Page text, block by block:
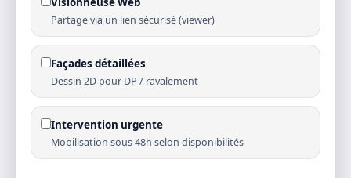
Partage via un lien sécurisé (viewer)
Façades détaillées
Dessin 2D pour DP / ravalement
Intervention urgente
Mobilisation sous 48h selon disponibilités